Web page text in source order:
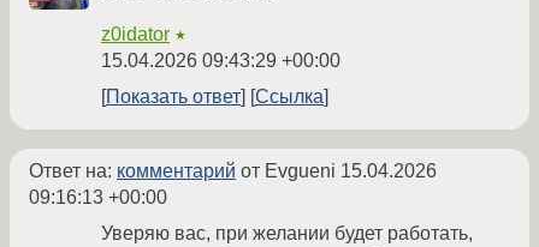
z0idator ★
15.04.2026 09:43:29 +00:00
Показать ответ
Ссылка
Ответ на: комментарий от Evgueni 15.04.2026
09:16:13 +00:00
Уверяю вас, при желании будет работать,